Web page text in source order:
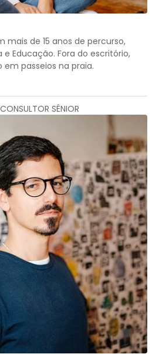
mais de 15 anos de percurso,
Educação. Fora do escritório,
passeios na praia.
SÉNIOR